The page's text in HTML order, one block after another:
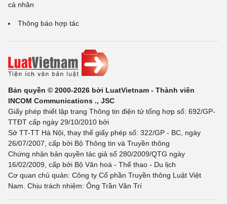
cá nhân
Thông báo hợp tác
Bản quyền © 2000-2026 bởi LuatVietnam - Thành viên
INCOM Communications ., JSC
Giấy phép thiết lập trang Thông tin điện tử tổng hợp số: 692/GP-
TTĐT cấp ngày 29/10/2010 bởi
Sở TT-TT Hà Nội, thay thế giấy phép số: 322/GP - BC, ngày
26/07/2007, cấp bởi Bộ Thông tin và Truyền thông
Chứng nhận bản quyền tác giả số 280/2009/QTG ngày
16/02/2009, cấp bởi Bộ Văn hoá - Thể thao - Du lịch
Cơ quan chủ quản: Công ty Cổ phần Truyền thông Luật Việt
Nam. Chịu trách nhiệm: Ông Trần Văn Trí